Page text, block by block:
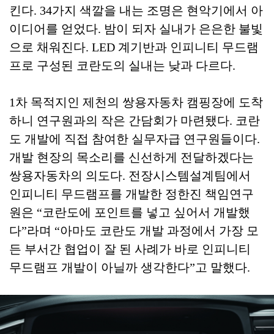
킨다. 34가지 색깔을 내는 조명은 현악기에서 아
이디어를 얻었다. 밤이 되자 실내가 은은한 불빛
으로 채워진다. LED 계기반과 인피니티 무드램
프로 구성된 코란도의 실내는 낮과 다르다.
1차 목적지인 제천의 쌍용자동차 캠핑장에 도착
하니 연구원과의 작은 간담회가 마련됐다. 코란
도 개발에 직접 참여한 실무자급 연구원들이다.
개발 현장의 목소리를 신선하게 전달하겠다는
쌍용자동차의 의도다. 전장시스템설계팀에서
인피니티 무드램프를 개발한 정한진 책임연구
원은 “코란도에 포인트를 넣고 싶어서 개발했
다”라며 “아마도 코란도 개발 과정에서 가장 모
든 부서간 협업이 잘 된 사례가 바로 인피니티
무드램프 개발이 아닐까 생각한다”고 말했다.